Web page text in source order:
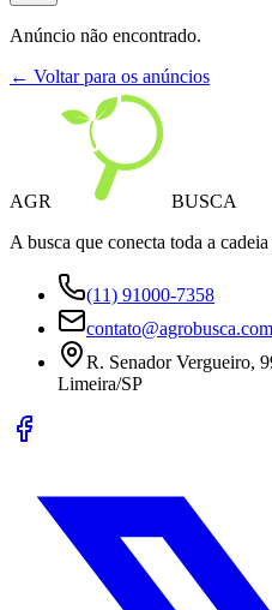
Anúncio não encontrado.
← Voltar para os anúncios
AGR
BUSCA
A busca que conecta toda a
(11) 91000-7358
R. Senador Vergueiro,
Limeira/SP